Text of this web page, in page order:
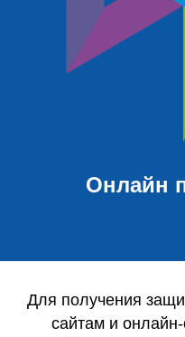
Онлайн
Для получения
сайтам и